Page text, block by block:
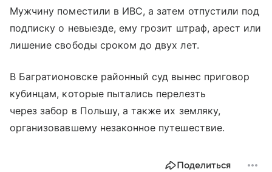
Мужчину поместили в ИВС, а затем отпустили под
подписку о невыезде, ему грозит штраф, арест или
лишение свободы сроком до двух лет.
В Багратионовске районный суд вынес приговор
кубинцам, которые пытались перелезть
через забор в Польшу, а также их земляку,
организовавшему незаконное путешествие.
Поделиться